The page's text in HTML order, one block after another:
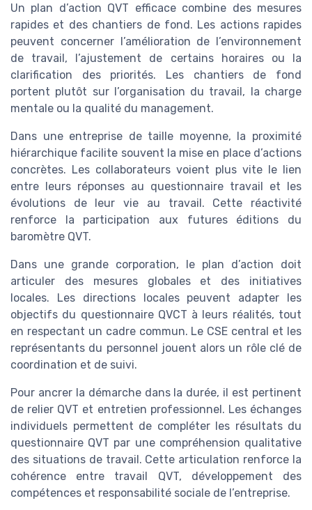
Un plan d’action QVT efficace combine des mesures
rapides et des chantiers de fond. Les actions rapides
peuvent concerner l’amélioration de l’environnement
de travail, l’ajustement de certains horaires ou la
clarification des priorités. Les chantiers de fond
portent plutôt sur l’organisation du travail, la charge
mentale ou la qualité du management.
Dans une entreprise de taille moyenne, la proximité
hiérarchique facilite souvent la mise en place d’actions
concrètes. Les collaborateurs voient plus vite le lien
entre leurs réponses au questionnaire travail et les
évolutions de leur vie au travail. Cette réactivité
renforce la participation aux futures éditions du
baromètre QVT.
Dans une grande corporation, le plan d’action doit
articuler des mesures globales et des initiatives
locales. Les directions locales peuvent adapter les
objectifs du questionnaire QVCT à leurs réalités, tout
en respectant un cadre commun. Le CSE central et les
représentants du personnel jouent alors un rôle clé de
coordination et de suivi.
Pour ancrer la démarche dans la durée, il est pertinent
de relier QVT et entretien professionnel. Les échanges
individuels permettent de compléter les résultats du
questionnaire QVT par une compréhension qualitative
des situations de travail. Cette articulation renforce la
cohérence entre travail QVT, développement des
compétences et responsabilité sociale de l’entreprise.